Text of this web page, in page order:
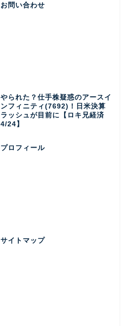
お問い合わせ
やられた？仕手株疑惑のアースイ
ンフィニティ(7692)！日米決算
ラッシュが目前に【ロキ兄経済
4/24】
プロフィール
サイトマップ